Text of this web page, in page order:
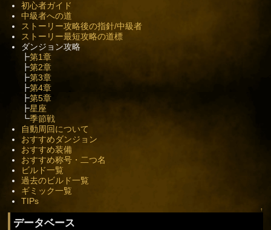
初心者ガイド
中級者への道
ストーリー攻略後の指針/中級者
ストーリー最短攻略の道標
ダンジョン攻略
┣第1章
┣第2章
┣第3章
┣第4章
┣第5章
┣星座
┗季節戦
自動周回について
おすすめダンジョン
おすすめ装備
おすすめ称号・二つ名
ビルド一覧
過去のビルド一覧
ギミック一覧
TIPs
↑
データベース